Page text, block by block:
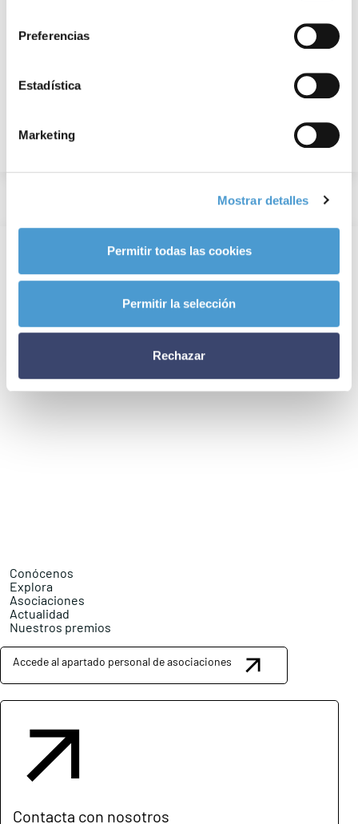
Preferencias
Estadística
Marketing
Mostrar detalles
Permitir todas las cookies
Permitir la selección
Rechazar
20 NOVIEMBRE, 2022 DE INTERÉS
Conócenos
Explora
Asociaciones
Actualidad
Nuestros premios
Accede al apartado personal de asociaciones
Contacta con nosotros